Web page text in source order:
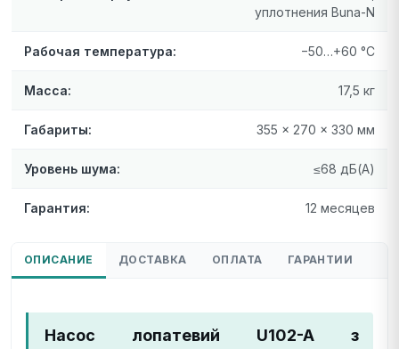
уплотнения Buna-N
Рабочая температура: −50…+60 °C
Масса: 17,5 кг
Габариты: 355 × 270 × 330 мм
Уровень шума: ≤68 дБ(А)
Гарантия: 12 месяцев
ОПИСАНИЕ ДОСТАВКА ОПЛАТА ГАРАНТИИ
Насос лопатевий U102-A з